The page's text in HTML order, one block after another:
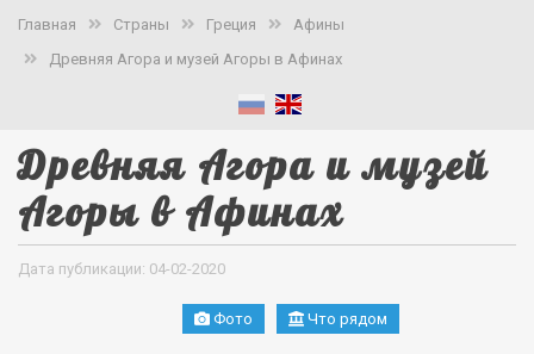
Главная Страны Греция
Афины
Древняя Агора и музей Агоры в Афинах
Древняя Агора и музей
Агоры в Афинах
Дата публикации: 04-02-2020
Фото Что рядом